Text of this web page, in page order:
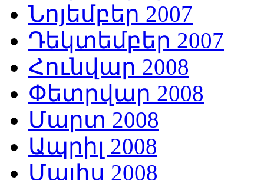
Նոյեմբեր 2007
Դեկտեմբեր 2007
Հունվար 2008
Փետրվար 2008
Մարտ 2008
Ապրիլ 2008
Մայիս 2008